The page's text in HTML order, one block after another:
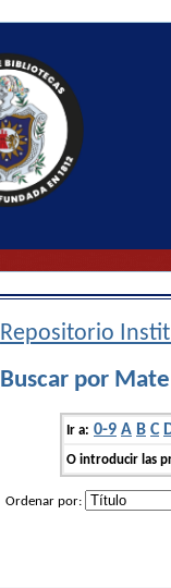
Repositorio
Buscar por
Ir a: 0-9 A B C
O introducir las
Ordenar por: